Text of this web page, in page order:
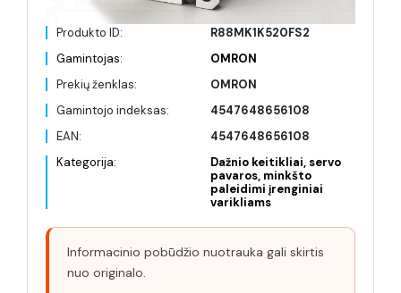
Produkto ID:
R88MK1K520FS2
Gamintojas:
OMRON
Prekių ženklas:
OMRON
Gamintojo indeksas:
4547648656108
EAN:
4547648656108
Kategorija:
Dažnio keitikliai, servo
pavaros, minkšto
paleidimi įrenginiai
varikliams
Informacinio pobūdžio nuotrauka gali skirtis
nuo originalo.